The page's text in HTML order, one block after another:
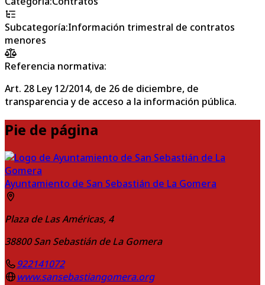
Subcategoría:Información trimestral de contratos
menores
Referencia normativa:
Art. 28 Ley 12/2014, de 26 de diciembre, de
transparencia y de acceso a la información pública.
Pie de página
Ayuntamiento de San Sebastián de La Gomera
Plaza de Las Américas, 4
38800 San Sebastián de La Gomera
922141072
www.sansebastiangomera.org